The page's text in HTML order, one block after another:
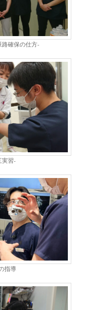
路確保の仕方-
実習-
指導